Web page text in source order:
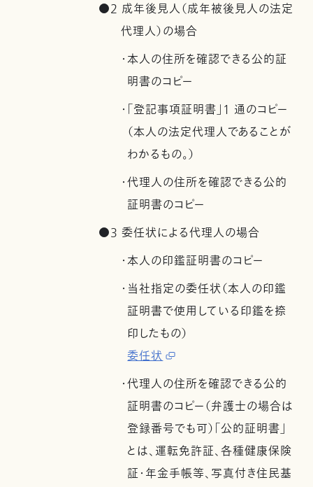
●2 成年後見人（成年被後見人の法定
代理人）の場合
・本人の住所を確認できる公的証
明書のコピー
・「登記事項証明書」1 通のコピー
（本人の法定代理人であることが
わかるもの。）
・代理人の住所を確認できる公的
証明書のコピー
●3 委任状による代理人の場合
・本人の印鑑証明書のコピー
・当社指定の委任状（本人の印鑑
証明書で使用している印鑑を捺
印したもの）
委任状
・代理人の住所を確認できる公的
証明書のコピー（弁護士の場合は
登録番号でも可）「公的証明書」
とは、運転免許証、各種健康保険
証・年金手帳等、写真付き住民基